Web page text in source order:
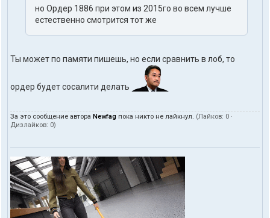
но Ордер 1886 при этом из 2015го во всем лучше
естественно смотрится тот же
Ты может по памяти пишешь, но если сравнить в лоб, то
ордер будет сосалити делать
За это сообщение автора Newfag пока никто не лайкнул. (Лайков: 0 ·
Дизлайков: 0)